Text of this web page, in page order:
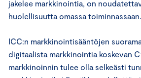
jakelee markkinointia, on
huolellisuutta omassa toiminnassaan.
ICC:n markkinointisääntöjen
digitaalista markkinointia koskevan
markkinoinnin tulee olla selkeästi